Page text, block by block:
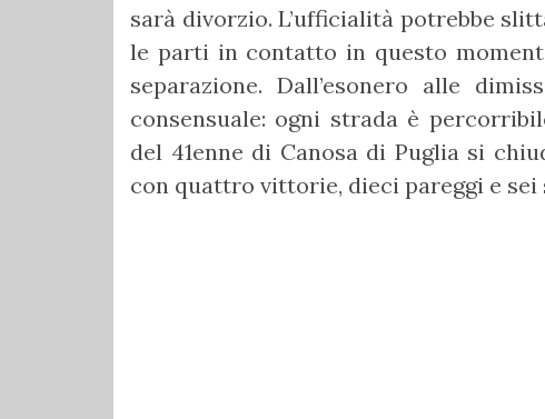
sarà divorzio. L’ufficialità potrebbe
le parti in contatto in questo
separazione. Dall’esonero alle
consensuale: ogni strada è
del 41enne di Canosa di Puglia si
con quattro vittorie, dieci pareggi e sei